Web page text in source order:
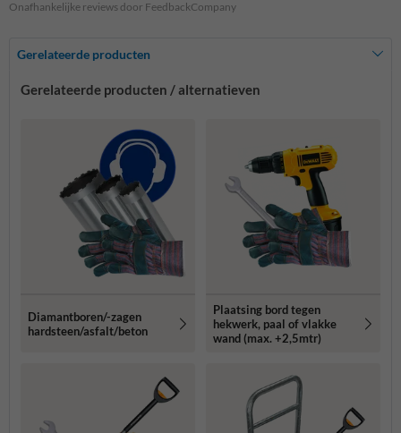
Onafhankelijke reviews door FeedbackCompany
Gerelateerde producten
Gerelateerde producten / alternatieven
Diamantboren/-zagen
hardsteen/asfalt/beton
Plaatsing bord tegen
hekwerk, paal of vlakke
wand (max. +2,5mtr)